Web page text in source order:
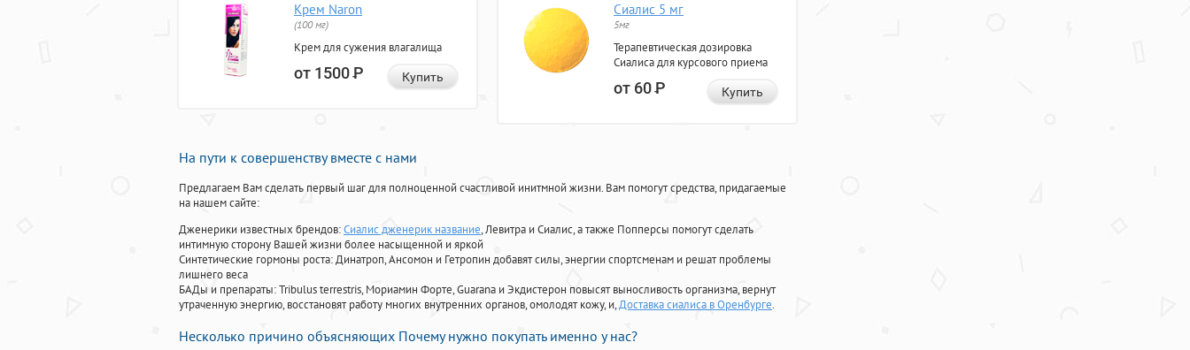
Крем Naron
(100 мг)
Крем для сужения влагалища
от 1500Р Купить
Сиалис 5 мг
5мг
Терапевтическая дозировка
Сиалиса для курсового приема
от 60Р Купить
На пути к совершенству вместе с нами
Предлагаем Вам сделать первый шаг для полноценной счастливой инитмной жизни. Вам помогут средства, придагаемые
на нашем сайте:
Дженерики известных брендов:Сиалис дженерик название, Левитра и Сиалис, а также Попперсы помогут сделать
интимную сторону Вашей жизни более насыщенной и яркой
Синтетические гормоны роста: Динатроп, Ансомон и Гетропин добавят силы, энергии спортсменам и решат проблемы
лишнего веса
БАДы и препараты:Tribulus terrestris, Мориамин Форте, Guarana и Экдистерон повысят выносливость организма, вернут
утраченную энергию, восстановят работу многих внутренних органов, омолодят кожу, и,Доставка сиалиса в Оренбурге.
Несколько причино объясняющих Почему нужно покупать именно у нас?